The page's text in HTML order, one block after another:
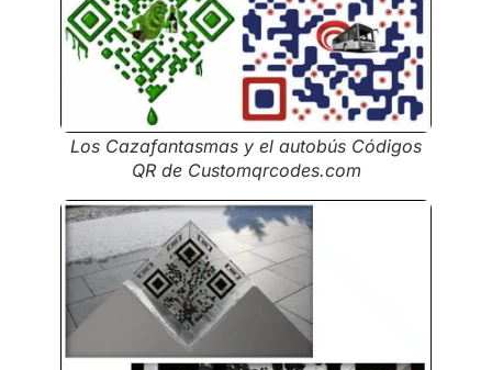
Los Cazafantasmas y el autobús Códigos
QR de Customqrcodes.com